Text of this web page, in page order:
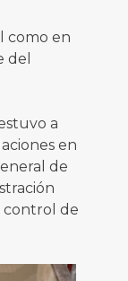
como en
del
a
en
de
control de